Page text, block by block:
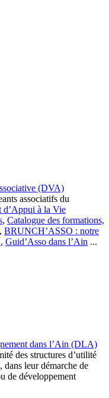
(DVA)
associatifs du
d’Appui à la Vie
, Catalogue des formations,
, BRUNCH’ASSO : notre
, Guid’Asso dans l’Ain ...
dans l’Ain (DLA)
des structures d’utilité
dans leur démarche de
de développement